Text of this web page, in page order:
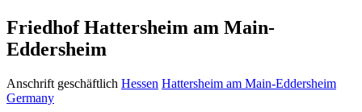
Friedhof Hattersheim am Main-
Eddersheim
Anschrift geschäftlich Hessen Hattersheim am Main-Eddersheim
Germany